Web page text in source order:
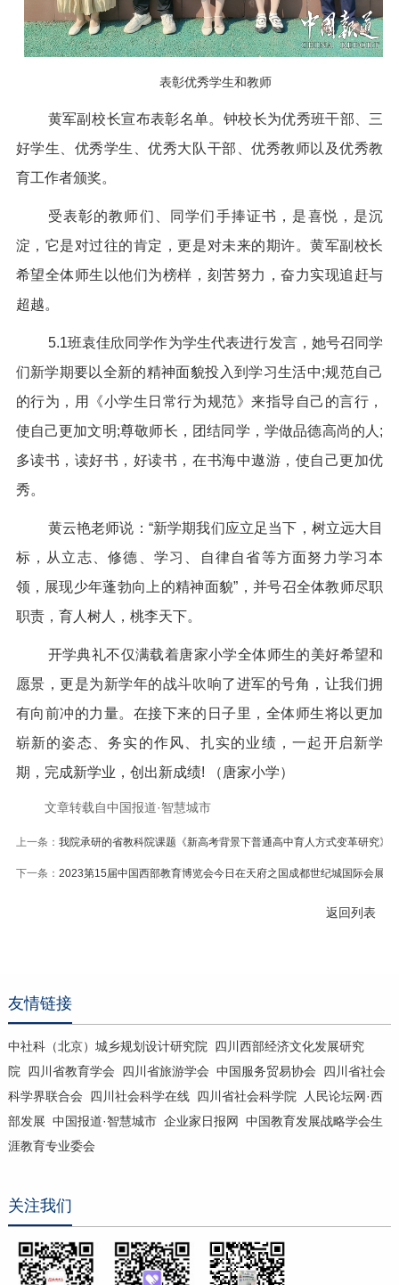
表彰优秀学生和教师
黄军副校长宣布表彰名单。钟校长为优秀班干部、三
好学生、优秀学生、优秀大队干部、优秀教师以及优秀教
育工作者颁奖。
受表彰的教师们、同学们手捧证书，是喜悦，是沉
淀，它是对过往的肯定，更是对未来的期许。黄军副校长
希望全体师生以他们为榜样，刻苦努力，奋力实现追赶与
超越。
5.1班袁佳欣同学作为学生代表进行发言，她号召同学
们新学期要以全新的精神面貌投入到学习生活中;规范自己
的行为，用《小学生日常行为规范》来指导自己的言行，
使自己更加文明;尊敬师长，团结同学，学做品德高尚的人;
多读书，读好书，好读书，在书海中遨游，使自己更加优
秀。
黄云艳老师说：“新学期我们应立足当下，树立远大目
标，从立志、修德、学习、自律自省等方面努力学习本
领，展现少年蓬勃向上的精神面貌”，并号召全体教师尽职
职责，育人树人，桃李天下。
开学典礼不仅满载着唐家小学全体师生的美好希望和
愿景，更是为新学年的战斗吹响了进军的号角，让我们拥
有向前冲的力量。在接下来的日子里，全体师生将以更加
崭新的姿态、务实的作风、扎实的业绩，一起开启新学
期，完成新学业，创出新成绩! （唐家小学）
文章转载自中国报道·智慧城市
上一条： 我院承研的省教科院课题《新高考背景下普通高中育人方式变革研究》
下一条： 2023第15届中国西部教育博览会今日在天府之国成都世纪城国际会展中
返回列表
友情链接
中社科（北京）城乡规划设计研究院
四川西部经济文化发展研究
院
四川省教育学会 四川省旅游学会 中国服务贸易协会
四川省社会
科学界联合会
四川社会科学在线 四川省社会科学院
人民论坛网·西
部发展 中国报道·智慧城市 企业家日报网
中国教育发展战略学会生
涯教育专业委会
关注我们